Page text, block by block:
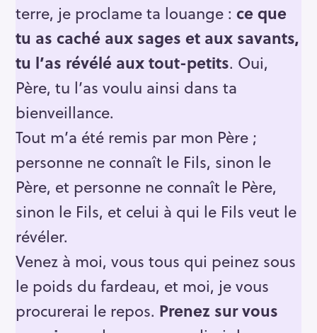
terre, je proclame ta louange : ce que
tu as caché aux sages et aux savants,
tu l’as révélé aux tout-petits. Oui,
Père, tu l’as voulu ainsi dans ta
bienveillance.
Tout m’a été remis par mon Père ;
personne ne connaît le Fils, sinon le
Père, et personne ne connaît le Père,
sinon le Fils, et celui à qui le Fils veut le
révéler.
Venez à moi, vous tous qui peinez sous
le poids du fardeau, et moi, je vous
procurerai le repos. Prenez sur vous